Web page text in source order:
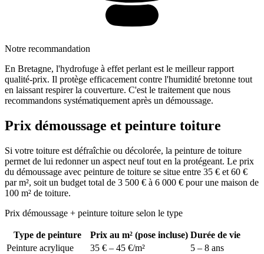
Notre recommandation
En Bretagne, l'hydrofuge à effet perlant est le meilleur rapport
qualité-prix. Il protège efficacement contre l'humidité bretonne tout
en laissant respirer la couverture. C'est le traitement que nous
recommandons systématiquement après un démoussage.
Prix démoussage et peinture toiture
Si votre toiture est défraîchie ou décolorée, la peinture de toiture
permet de lui redonner un aspect neuf tout en la protégeant. Le prix
du démoussage avec peinture de toiture se situe entre 35 € et 60 €
par m², soit un budget total de 3 500 € à 6 000 € pour une maison de
100 m² de toiture.
Prix démoussage + peinture toiture selon le type
Type de peinture Prix au m² (pose incluse) Durée de vie
Peinture acrylique
35 € – 45 €/m²
5 – 8 ans